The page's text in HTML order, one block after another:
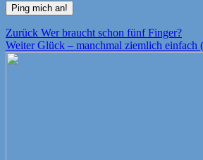
Beitragsnavigation
Zurück Vorheriger
Beitrag:
Wer braucht schon fünf Finger?
Weiter Nächster
Glück – manchmal ziemlich einfach